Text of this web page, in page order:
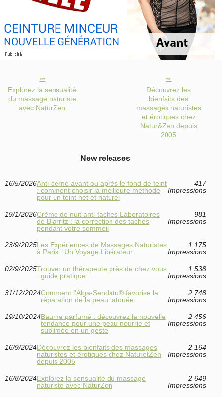
Explorez la sensualité
du massage naturiste
avec NaturZen
Découvrez les
bienfaits des
massages naturistes
et érotiques chez
Natur&Zen depuis
2005
New releases
16/5/2026Anti‑cerne avant ou après le fond de teint
: comment choisir la meilleure méthode
pour un teint net et naturel
417
Impressions
19/1/2026Crème de nuit anti-taches Laboratoires
de Biarritz : la correction des taches
pendant votre sommeil
981
Impressions
23/9/2025Les Expériences de Massages Naturistes
à Paris : Un Voyage Libérateur
1 175
Impressions
02/9/2025Trouver un thérapeute près de chez vous
: guide pratique
1 538
Impressions
31/12/2024Comment l'Alga-Sendatu® favorise la
réparation de la peau tatouée
2 748
Impressions
19/10/2024Baume parfumé : découvrez la nouvelle
tendance pour une peau nourrie et
sublimée en un geste
2 456
Impressions
16/9/2024Découvrez les bienfaits des massages
naturistes et érotiques chez NaturetZen
depuis 2005
2 164
Impressions
16/8/2024Explorez la sensualité du massage
naturiste avec NaturZen
2 649
Impressions